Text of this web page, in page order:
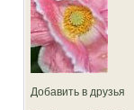
Добавить в друзья